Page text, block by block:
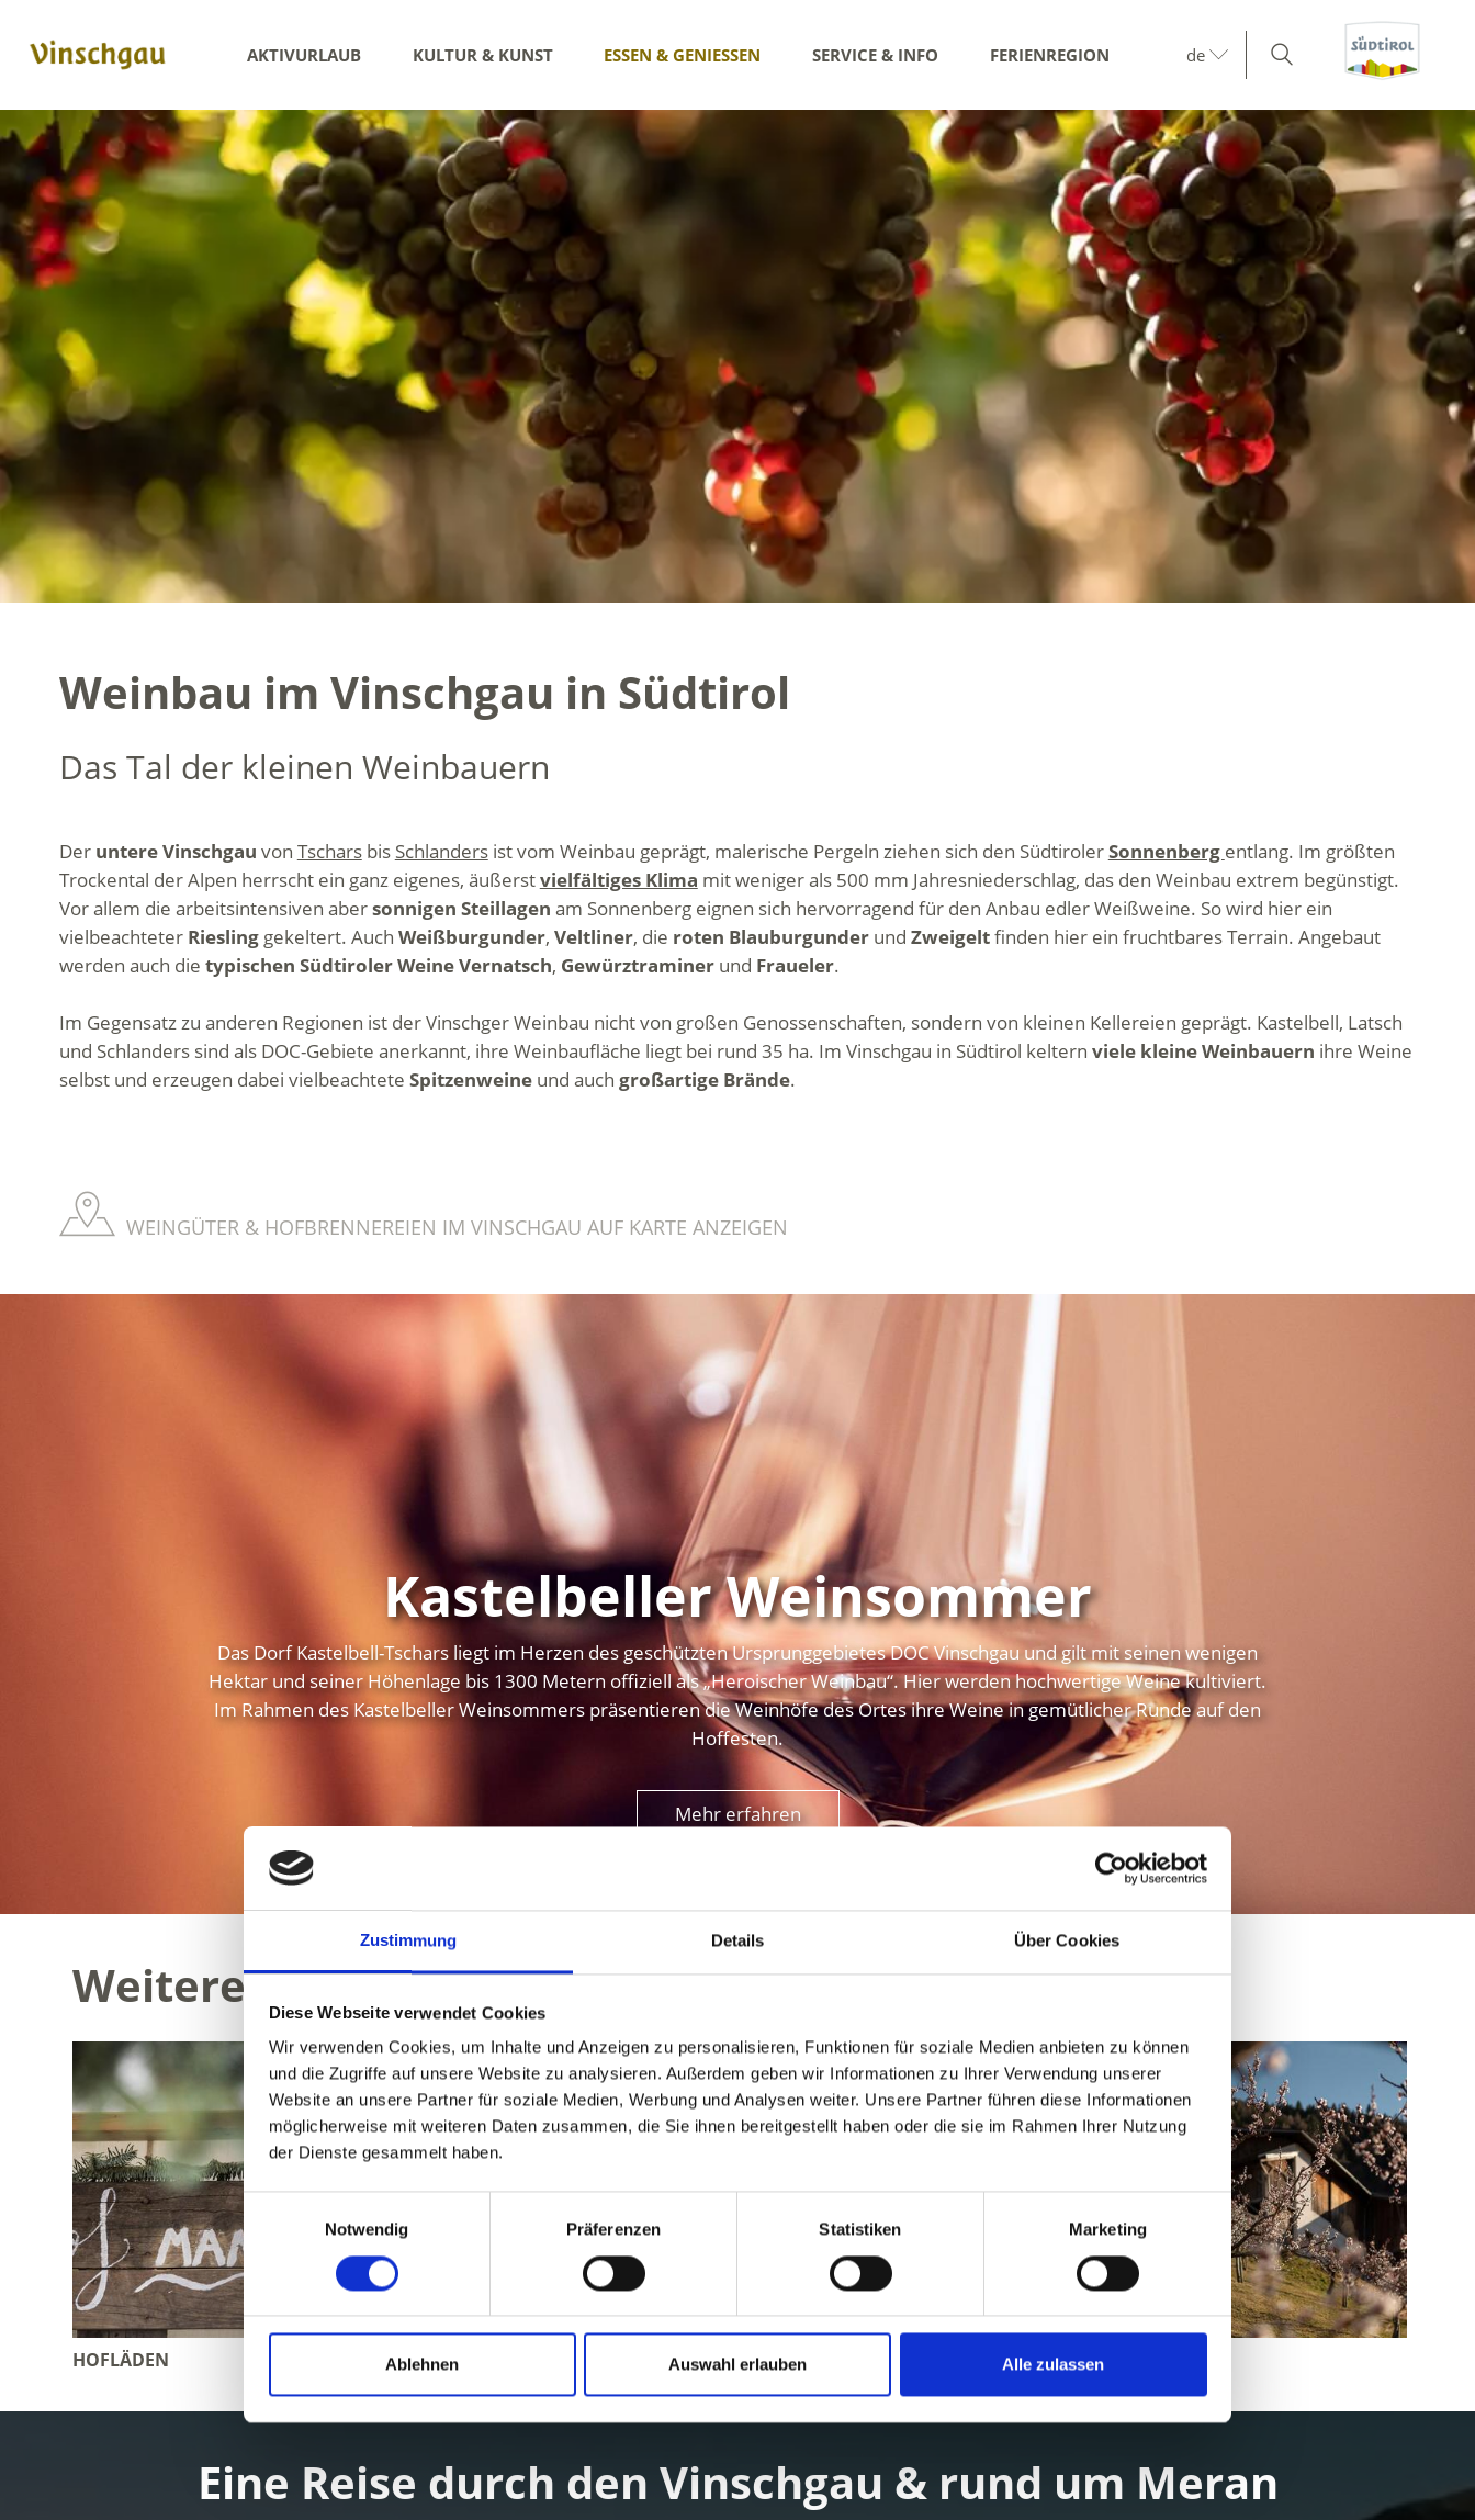
Zustimmung Details Über Cookies
Diese Webseite verwendet Cookies
Wir verwenden Cookies, um Inhalte und Anzeigen zu personalisieren, Funktionen für soziale Medien anbieten zu können
und die Zugriffe auf unsere Website zu analysieren. Außerdem geben wir Informationen zu Ihrer Verwendung unserer
Website an unsere Partner für soziale Medien, Werbung und Analysen weiter. Unsere Partner führen diese Informationen
möglicherweise mit weiteren Daten zusammen, die Sie ihnen bereitgestellt haben oder die sie im Rahmen Ihrer Nutzung
der Dienste gesammelt haben.
Notwendig
Präferenzen Statistiken Marketing
Ablehnen Auswahl erlauben Alle zulassen
AKTIVURLAUB KULTUR & KUNST ESSEN & GENIESSEN SERVICE & INFO FERIENREGION de
Weinbau im Vinschgau in Südtirol
Das Tal der kleinen Weinbauern
Der untere Vinschgau von Tscharsbis Schlandersist vom Weinbau geprägt, malerische Pergeln ziehen sich den SüdtirolerSonnenberg entlang. Im größten
Trockental der Alpen herrscht ein ganz eigenes, äußerstvielfältiges Klima mit weniger als 500 mm Jahresniederschlag, das den Weinbau extrem begünstigt.
Vor allem die arbeitsintensiven abersonnigen Steillagen am Sonnenberg eignen sich hervorragend für den Anbau edler Weißweine. So wird hier ein
vielbeachteter Riesling gekeltert. Auch Weißburgunder, Veltliner, die roten Blauburgunder und Zweigeltfinden hier ein fruchtbares Terrain. Angebaut
werden auch die typischen Südtiroler WeineVernatsch, Gewürztraminerund Fraueler.
Im Gegensatz zu anderen Regionen ist der Vinschger Weinbau nicht von großen Genossenschaften, sondern von kleinen Kellereien geprägt. Kastelbell, Latsch
und Schlanders sind als DOC-Gebiete anerkannt, ihre Weinbaufläche liegt bei rund 35 ha. Im Vinschgau in Südtirol keltern viele kleine Weinbauern ihre Weine
selbst und erzeugen dabei vielbeachtete Spitzenweine und auch großartige Brände.
WEINGÜTER & HOFBRENNEREIEN IM VINSCHGAU AUF KARTE ANZEIGEN
Kastelbeller Weinsommer
Das Dorf Kastelbell-Tschars liegt im Herzen des geschützten Ursprunggebietes DOC Vinschgau und gilt mit seinen wenigen
Hektar und seiner Höhenlage bis 1300 Metern offiziell als „Heroischer Weinbau“. Hier werden hochwertige Weine kultiviert.
Im Rahmen des Kastelbeller Weinsommers präsentieren die Weinhöfe des Ortes ihre Weine in gemütlicher Runde auf den
Hoffesten.
Mehr erfahren
Weitere interessante Links
HOFLÄDEN MÄRKTE GENUSS IM HERBST - DAS BESTE AUS DER REGION
OBSTGÄRTEN
Eine Reise durch den Vinschgau & rund um Meran